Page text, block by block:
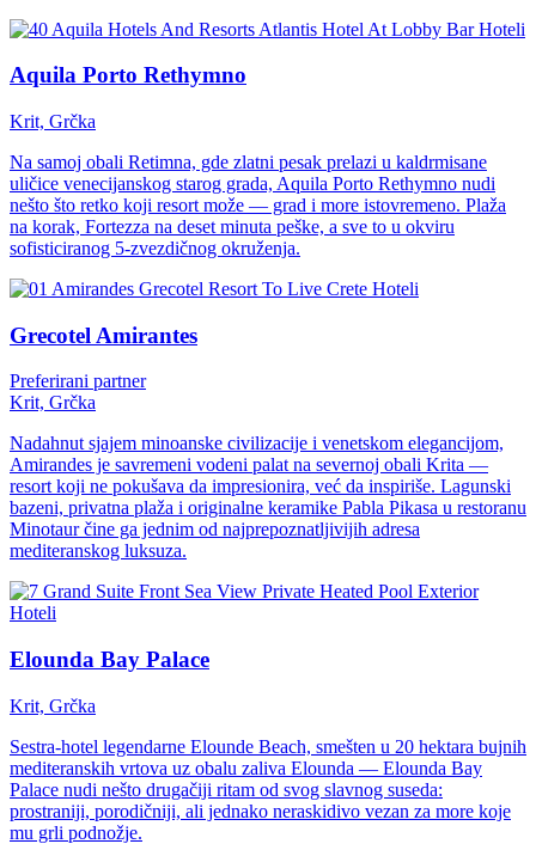
Hoteli
Aquila Porto Rethymno
Krit, Grčka
Na samoj obali Retimna, gde zlatni pesak prelazi u kaldrmisane
uličice venecijanskog starog grada, Aquila Porto Rethymno nudi
nešto što retko koji resort može — grad i more istovremeno. Plaža
na korak, Fortezza na deset minuta peške, a sve to u okviru
sofisticiranog 5-zvezdičnog okruženja.
Hoteli
Grecotel Amirantes
Preferirani partner
Krit, Grčka
Nadahnut sjajem minoanske civilizacije i venetskom elegancijom,
Amirandes je savremeni vodeni palat na severnoj obali Krita —
resort koji ne pokušava da impresionira, već da inspiriše. Lagunski
bazeni, privatna plaža i originalne keramike Pabla Pikasa u restoranu
Minotaur čine ga jednim od najprepoznatljivijih adresa
mediteranskog luksuza.
Hoteli
Elounda Bay Palace
Krit, Grčka
Sestra-hotel legendarne Elounde Beach, smešten u 20 hektara bujnih
mediteranskih vrtova uz obalu zaliva Elounda — Elounda Bay
Palace nudi nešto drugačiji ritam od svog slavnog suseda:
prostraniji, porodičniji, ali jednako neraskidivo vezan za more koje
mu grli podnožje.